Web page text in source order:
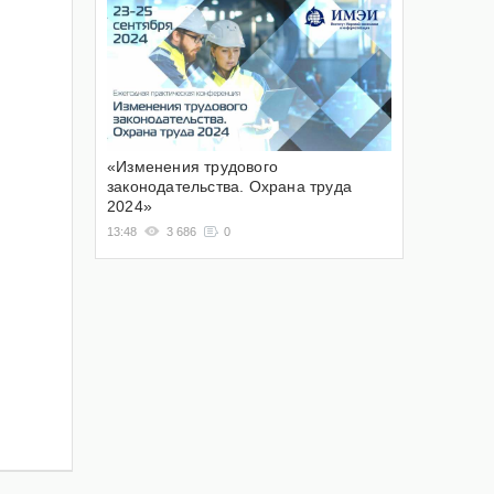
«Изменения трудового
законодательства. Охрана труда
2024»
13:48 3 686 0